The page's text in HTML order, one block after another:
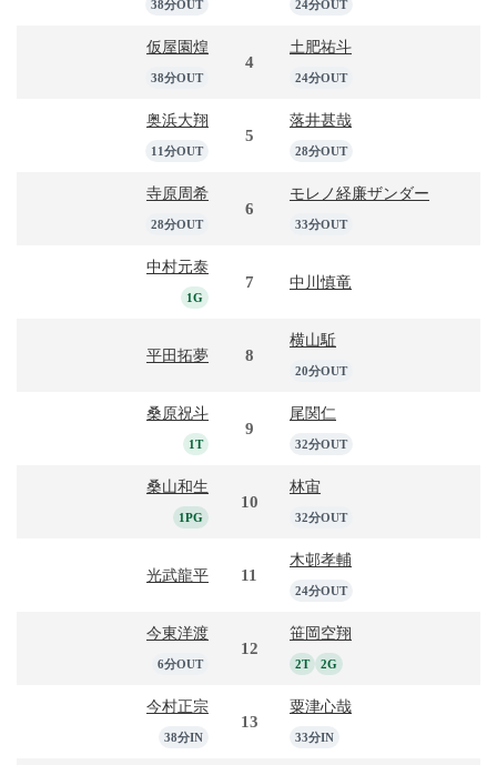
38分OUT 24分OUT
仮屋園煌
38分OUT
4
土肥祐斗
24分OUT
奥浜大翔
11分OUT
5
落井甚哉
28分OUT
寺原周希
28分OUT
6
モレノ経廉ザンダー
33分OUT
中村元泰
1G
7 中川慎竜
平田拓夢 8
横山駈
20分OUT
桑原祝斗
1T
9
尾関仁
32分OUT
桑山和生
1PG
10
林宙
32分OUT
光武龍平 11
木邨孝輔
24分OUT
今東洋渡
6分OUT
12
笹岡空翔
2T 2G
今村正宗
38分IN
13
粟津心哉
33分IN